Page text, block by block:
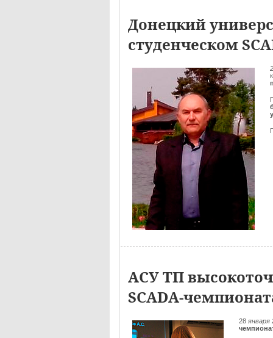
Донецкий
студенческом
АСУ ТП
SCADA-
28 января